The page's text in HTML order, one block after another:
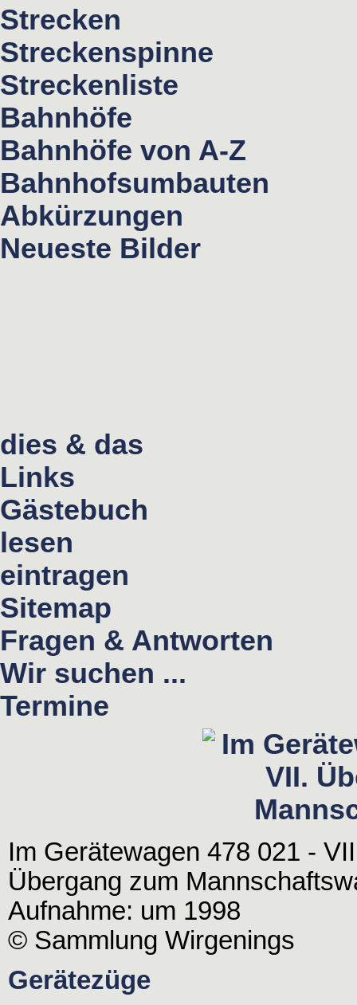
Strecken
Streckenspinne
Streckenliste
Bahnhöfe
Bahnhöfe von A-Z
Bahnhofsumbauten
Abkürzungen
Neueste Bilder
dies & das
Links
Gästebuch
lesen
eintragen
Sitemap
Fragen & Antworten
Wir suchen ...
Termine
Im Gerätewagen 478 021 -
Übergang zum
Aufnahme: um 1998
© Sammlung Wirgenings
Gerätezüge